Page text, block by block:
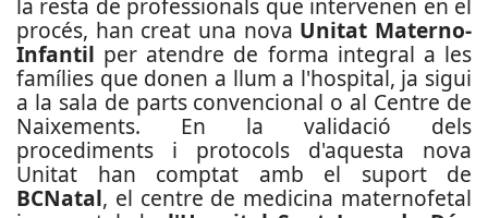
la resta de professionals que intervenen en el
procés, han creat una nova Unitat Materno-
Infantil per atendre de forma integral a les
famílies que donen a llum a l'hospital, ja sigui
a la sala de parts convencional o al Centre de
Naixements. En la validació dels
procediments i protocols d'aquesta nova
Unitat han comptat amb el suport de
BCNatal, el centre de medicina maternofetal